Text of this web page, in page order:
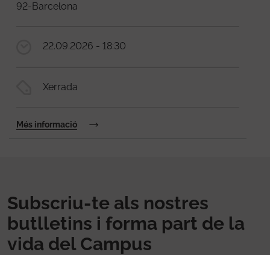
92-Barcelona
22.09.2026 - 18:30
Xerrada
Més informació
Subscriu-te als nostres
butlletins i forma part de la
vida del Campus